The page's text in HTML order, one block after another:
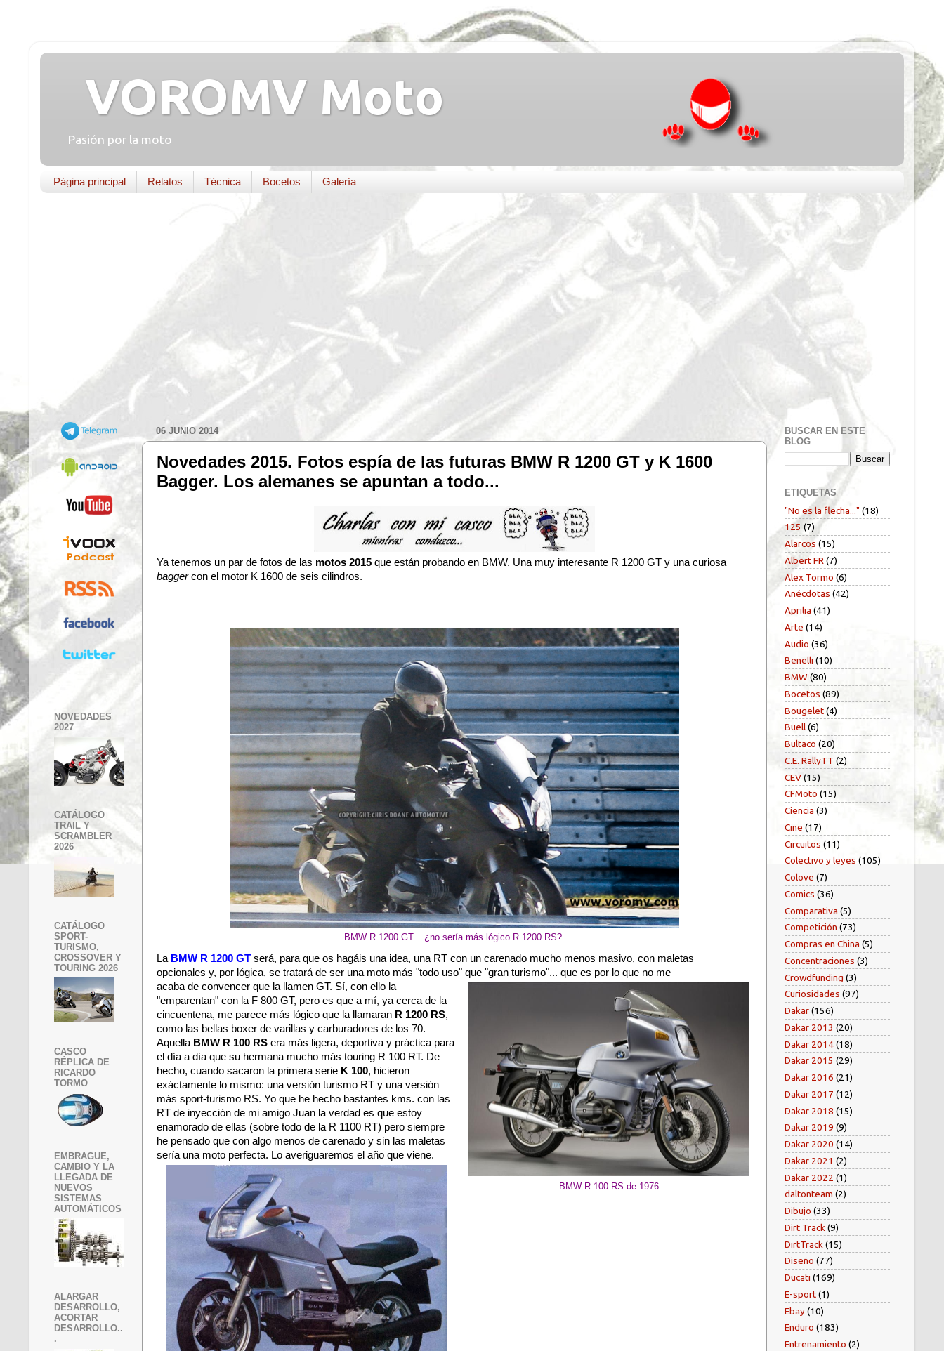
VOROMV Moto
Pasión por la moto
Página principal Relatos Técnica Bocetos Galería
06 JUNIO 2014
Novedades 2015. Fotos espía de las futuras BMW R 1200 GT y K 1600
Bagger. Los alemanes se apuntan a todo...
Ya tenemos un par de fotos de las motos 2015 que están probando en BMW. Una muy interesante R 1200 GT y una curiosa
baggercon el motor K 1600 de seis cilindros.
BMW R 1200 GT... ¿no sería más lógico R 1200 RS?
La BMW R 1200 GT será, para que os hagáis una idea, una RT con un carenado mucho menos masivo, con maletas
opcionales y, por lógica, se tratará de ser una moto más "todo uso" que "gran turismo"... que es por lo que no me
BMW R 100 RS de 1976
acaba de convencer que la llamen GT. Sí, con ello la
"emparentan" con la F 800 GT, pero es que a mí, ya cerca de la
cincuentena, me parece más lógico que la llamaran R 1200 RS,
como las bellas boxer de varillas y carburadores de los 70.
Aquella BMW R 100 RS era más ligera, deportiva y práctica para
el día a día que su hermana mucho más touring R 100 RT. De
hecho, cuando sacaron la primera serie K 100, hicieron
exáctamente lo mismo: una versión turismo RT y una versión
más sport-turismo RS. Yo que he hecho bastantes kms. con las
RT de inyección de mi amigo Juan la verdad es que estoy
enamorado de ellas (sobre todo de la R 1100 RT) pero siempre
he pensado que con algo menos de carenado y sin las maletas
sería una moto perfecta. Lo averiguaremos el año que viene.
NOVEDADES
2027
CATÁLOGO
TRAIL Y
SCRAMBLER
2026
CATÁLOGO
SPORT-
TURISMO,
CROSSOVER Y
TOURING 2026
CASCO
RÉPLICA DE
RICARDO
TORMO
EMBRAGUE,
CAMBIO Y LA
LLEGADA DE
NUEVOS
SISTEMAS
AUTOMÁTICOS
ALARGAR
DESARROLLO,
ACORTAR
DESARROLLO..
.
BUSCAR EN ESTE
BLOG
ETIQUETAS
"No es la flecha..." (18)
125 (7)
Alarcos (15)
Albert FR (7)
Alex Tormo (6)
Anécdotas (42)
Aprilia (41)
Arte (14)
Audio (36)
Benelli (10)
BMW (80)
Bocetos (89)
Bougelet(4)
Buell(6)
Bultaco (20)
C.E. RallyTT (2)
CEV(15)
CFMoto (15)
Ciencia (3)
Cine (17)
Circuitos (11)
Colectivo y leyes (105)
Colove (7)
Comics (36)
Comparativa (5)
Competición (73)
Compras en China (5)
Concentraciones (3)
Crowdfunding (3)
Curiosidades (97)
Dakar(156)
Dakar 2013 (20)
Dakar 2014(18)
Dakar 2015 (29)
Dakar 2016 (21)
Dakar 2017 (12)
Dakar 2018 (15)
Dakar 2019 (9)
Dakar 2020 (14)
Dakar 2021 (2)
Dakar 2022 (1)
daltonteam (2)
Dibujo (33)
Dirt Track (9)
DirtTrack (15)
Diseño (77)
Ducati (169)
E-sport(1)
Ebay(10)
Enduro (183)
Entrenamiento (2)